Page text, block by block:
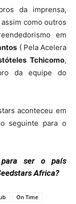
da imprensa,
como outros
em
( Pela Acelera
Tchicomo,
da equipe do
aconteceu em
seguinte para o
para ser o país
Africa?
On Time